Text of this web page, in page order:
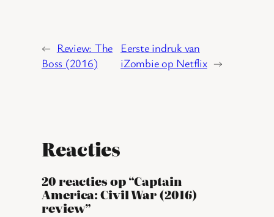
← Review: The
Boss (2016)
Eerste indruk van
iZombie op Netflix →
Reacties
20 reacties op “Captain
America: Civil War (2016)
review”